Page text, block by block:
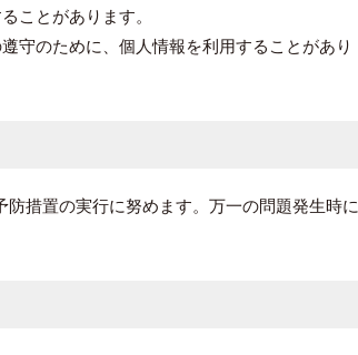
ことがあります。
守のために、個人情報を利用することがあり
措置の実行に努めます。万一の問題発生時に